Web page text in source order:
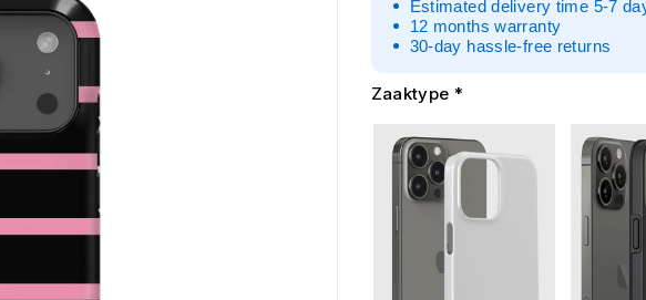
Estimated delivery time 5-7
12 months warranty
30-day hassle-free returns
Zaaktype *